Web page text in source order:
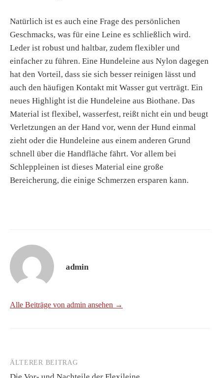
Natürlich ist es auch eine Frage des persönlichen
Geschmacks, was für eine Leine es schließlich wird.
Leder ist robust und haltbar, zudem flexibler und
einfacher zu führen. Eine Hundeleine aus Nylon dagegen
hat den Vorteil, dass sie sich besser reinigen lässt und
auch den häufigen Kontakt mit Wasser gut verträgt. Ein
neues Highlight ist die Hundeleine aus Biothane. Das
Material ist flexibel, wasserfest, reißt nicht ein und beugt
Verletzungen an der Hand vor, wenn der Hund einmal
zieht oder die Hundeleine aus einem anderen Grund
schnell über die Handfläche fährt. Vor allem bei
Schleppleinen ist dieses Material eine große
Bereicherung, die einige Schmerzen ersparen kann.
admin
Alle Beiträge von admin ansehen →
Beitrags-
ÄLTERER BEITRAG